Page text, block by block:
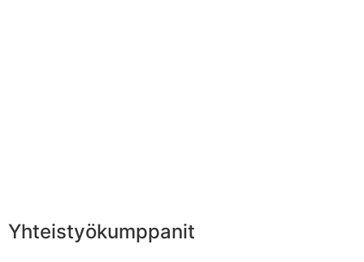
Yhteistyökumppanit